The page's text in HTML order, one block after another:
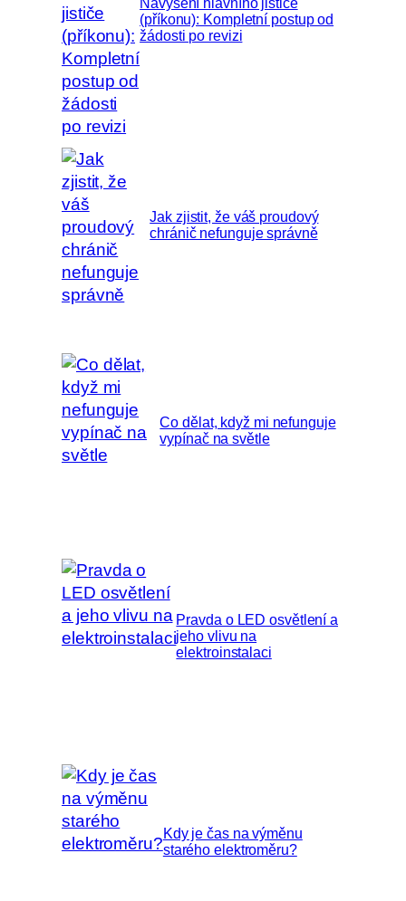
(příkonu): Kompletní postup od
žádosti po revizi
Jak zjistit, že váš proudový
chránič nefunguje správně
Co dělat, když mi nefunguje
vypínač na světle
Pravda o LED osvětlení a
jeho vlivu na
elektroinstalaci
Kdy je čas na výměnu
starého elektroměru?